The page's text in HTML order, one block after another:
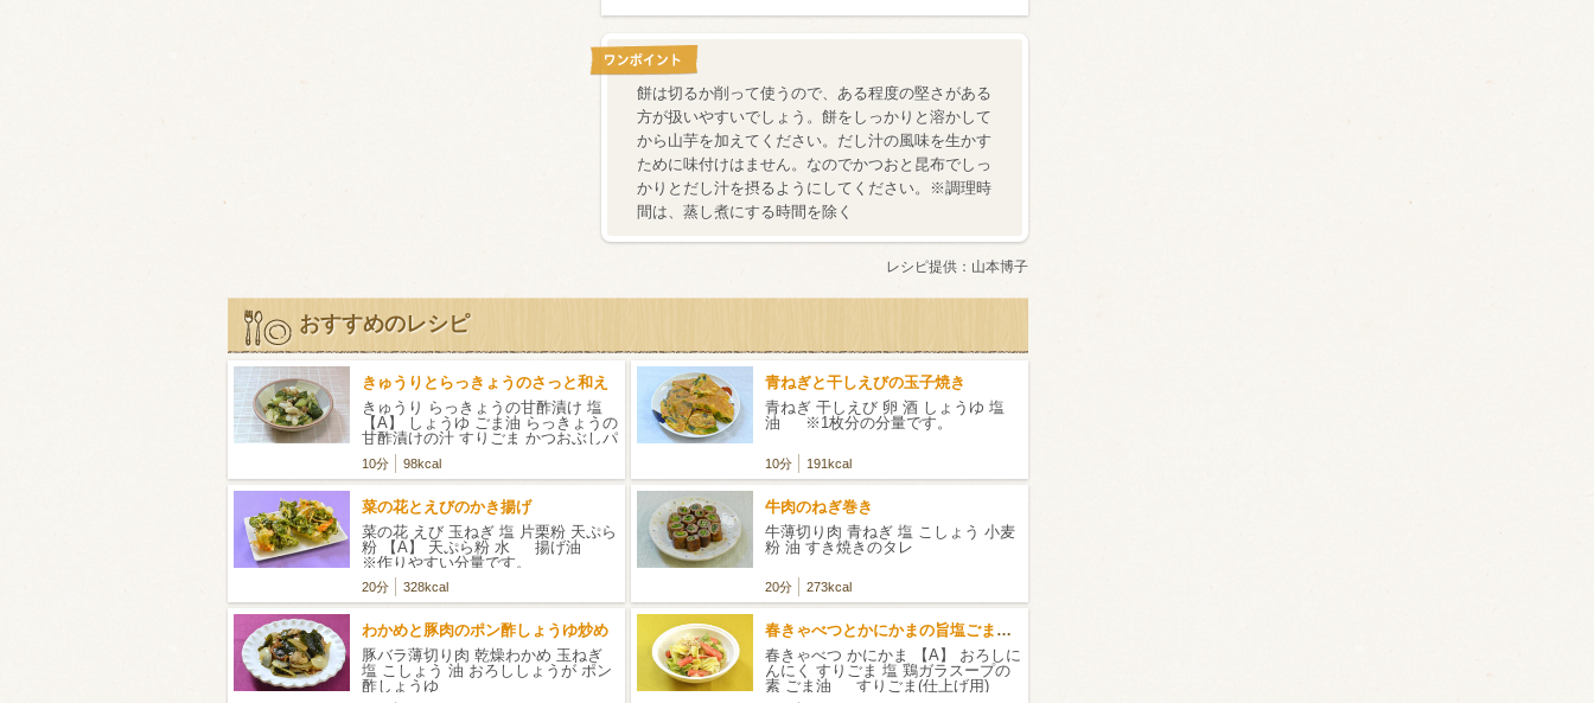
餅は切るか削って使うので、ある程度の堅さがある
方が扱いやすいでしょう。餅をしっかりと溶かして
から山芋を加えてください。だし汁の風味を生かす
ために味付けはません。なのでかつおと昆布でしっ
かりとだし汁を摂るようにしてください。※調理時
間は、蒸し煮にする時間を除く
レシピ提供： 山本博子
おすすめのレシピ
きゅうりとらっきょうのさっと和え
きゅうり らっきょうの甘酢漬け 塩
【A】 しょうゆ ごま油 らっきょうの
甘酢漬けの汁 すりごま かつおぶしパ
ック
10分 98kcal
青ねぎと干しえびの玉子焼き
青ねぎ 干しえび 卵 酒 しょうゆ 塩
油 ※1枚分の分量です。
10分 191kcal
菜の花とえびのかき揚げ
菜の花 えび 玉ねぎ 塩 片栗粉 天ぷら
粉 【A】 天ぷら粉 水 揚げ油
※作りやすい分量です。
20分 328kcal
牛肉のねぎ巻き
牛薄切り肉 青ねぎ 塩 こしょう 小麦
粉 油 すき焼きのタレ
20分 273kcal
わかめと豚肉のポン酢しょうゆ炒め
豚バラ薄切り肉 乾燥わかめ 玉ねぎ
塩 こしょう 油 おろししょうが ポン
酢しょうゆ
春きゃべつとかにかまの旨塩ごまだれ
春きゃべつ かにかま 【A】 おろしに
んにく すりごま 塩 鶏ガラスープの
素 ごま油 すりごま(仕上げ用)